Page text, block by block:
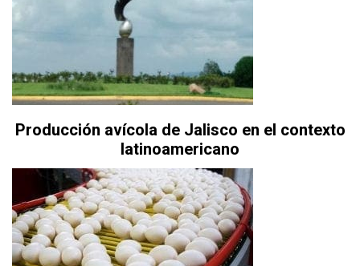
Producción avícola de Jalisco en el contexto
latinoamericano